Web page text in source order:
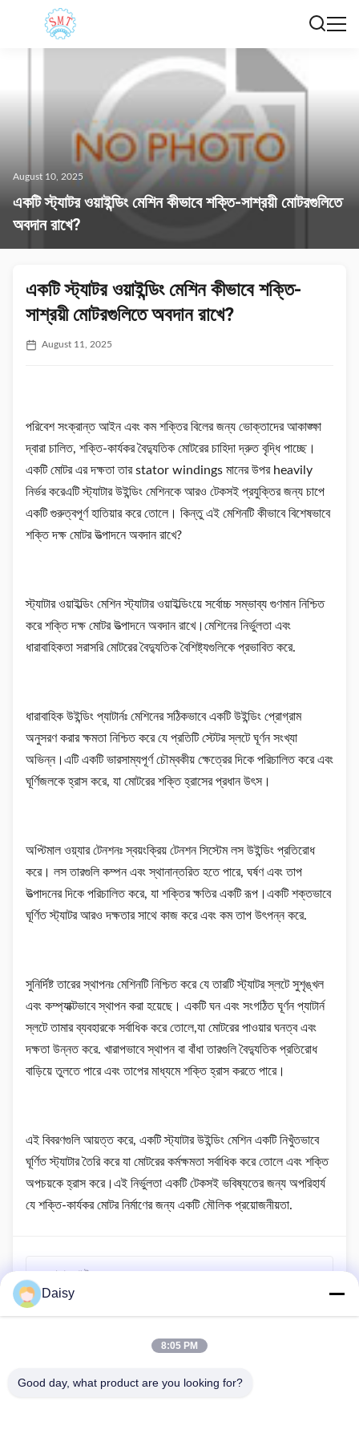
August 10, 2025
একটি স্ট্যাটর ওয়াইন্ডিং মেশিন কীভাবে শক্তি-সাশ্রয়ী মোটরগুলিতে
অবদান রাখে?
একটি স্ট্যাটর ওয়াইন্ডিং মেশিন কীভাবে শক্তি-
সাশ্রয়ী মোটরগুলিতে অবদান রাখে?
August 11, 2025
পরিবেশ সংক্রান্ত আইন এবং কম শক্তির বিলের জন্য ভোক্তাদের আকাঙ্ক্ষা
দ্বারা চালিত, শক্তি-কার্যকর বৈদ্যুতিক মোটরের চাহিদা দ্রুত বৃদ্ধি পাচ্ছে।
একটি মোটর এর দক্ষতা তার stator windings মানের উপর heavily
নির্ভর করেএটি স্ট্যাটার উইন্ডিং মেশিনকে আরও টেকসই প্রযুক্তির জন্য চাপে
একটি গুরুত্বপূর্ণ হাতিয়ার করে তোলে। কিন্তু এই মেশিনটি কীভাবে বিশেষভাবে
শক্তি দক্ষ মোটর উত্পাদনে অবদান রাখে?
স্ট্যাটার ওয়াইল্ডিং মেশিন স্ট্যাটার ওয়াইল্ডিংয়ে সর্বোচ্চ সম্ভাব্য গুণমান নিশ্চিত
করে শক্তি দক্ষ মোটর উত্পাদনে অবদান রাখে।মেশিনের নির্ভুলতা এবং
ধারাবাহিকতা সরাসরি মোটরের বৈদ্যুতিক বৈশিষ্ট্যগুলিকে প্রভাবিত করে.
ধারাবাহিক উইন্ডিং প্যাটার্নঃ মেশিনের সঠিকভাবে একটি উইন্ডিং প্রোগ্রাম
অনুসরণ করার ক্ষমতা নিশ্চিত করে যে প্রতিটি স্টেটর স্লটে ঘূর্ণন সংখ্যা
অভিন্ন।এটি একটি ভারসাম্যপূর্ণ চৌম্বকীয় ক্ষেত্রের দিকে পরিচালিত করে এবং
ঘূর্ণিজলকে হ্রাস করে, যা মোটরের শক্তি হ্রাসের প্রধান উৎস।
অপ্টিমাল ওয়্যার টেনশনঃ স্বয়ংক্রিয় টেনশন সিস্টেম লস উইন্ডিং প্রতিরোধ
করে। লস তারগুলি কম্পন এবং স্থানান্তরিত হতে পারে, ঘর্ষণ এবং তাপ
উত্পাদনের দিকে পরিচালিত করে, যা শক্তির ক্ষতির একটি রূপ।একটি শক্তভাবে
ঘূর্ণিত স্ট্যাটর আরও দক্ষতার সাথে কাজ করে এবং কম তাপ উৎপন্ন করে.
সুনির্দিষ্ট তারের স্থাপনঃ মেশিনটি নিশ্চিত করে যে তারটি স্ট্যাটর স্লটে সুশৃঙ্খল
এবং কম্প্যাক্টভাবে স্থাপন করা হয়েছে। একটি ঘন এবং সংগঠিত ঘূর্ণন প্যাটার্ন
স্লটে তামার ব্যবহারকে সর্বাধিক করে তোলে,যা মোটরের পাওয়ার ঘনত্ব এবং
দক্ষতা উন্নত করে. খারাপভাবে স্থাপন বা বাঁধা তারগুলি বৈদ্যুতিক প্রতিরোধ
বাড়িয়ে তুলতে পারে এবং তাপের মাধ্যমে শক্তি হ্রাস করতে পারে।
এই বিবরণগুলি আয়ত্ত করে, একটি স্ট্যাটার উইন্ডিং মেশিন একটি নিখুঁতভাবে
ঘূর্ণিত স্ট্যাটার তৈরি করে যা মোটরের কর্মক্ষমতা সর্বাধিক করে তোলে এবং শক্তি
অপচয়কে হ্রাস করে।এই নির্ভুলতা একটি টেকসই ভবিষ্যতের জন্য অপরিহার্য
যে শক্তি-কার্যকর মোটর নির্মাণের জন্য একটি মৌলিক প্রয়োজনীয়তা.
আগের পোস্ট
একটি স্ট্যাটার ওয়াইন্ডিং মেশিনের সাথে ওয়াইন্ডিং স্বয়ংক্রিয় করার প্রধান
Daisy
8:05 PM
Good day, what product are you looking for?